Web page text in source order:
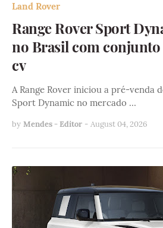
Land Rover
Range Rover Sport
no Brasil com
cv
A Range Rover iniciou a pré-venda
Sport Dynamic no mercado …
by Mendes - Editor - August 04, 2026